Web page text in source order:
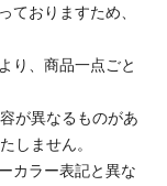
おりますため、
り、商品一点ごと
が異なるものがあ
しません。
カラー表記と異な